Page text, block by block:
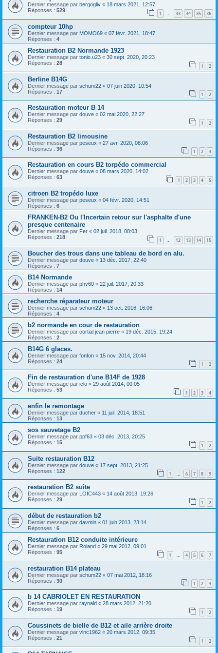
Dernier message par bergogliv « 18 mars 2021, 12:57
Réponses : 529 1 … 33 34 35 36
compteur 10hp
Dernier message par MOMO69 « 07 févr. 2021, 18:47
Réponses : 4
Restauration B2 Normande 1923
Dernier message par tonio.u23 « 30 sept. 2020, 20:23
Réponses : 28 1 2
Berline B14G
Dernier message par schum22 « 07 juin 2020, 10:54
Réponses : 17 1 2
Restauration moteur B 14
Dernier message par douve « 02 mai 2020, 22:27
Réponses : 29 1 2
Restauration B2 limousine
Dernier message par peseux « 27 avr. 2020, 08:06
Réponses : 36 1 2 3
Restauration en cours B2 torpédo commercial
Dernier message par douve « 08 mars 2020, 14:02
Réponses : 63 1 2 3 4 5
citroen B2 tropédo luxe
Dernier message par peseux « 04 févr. 2020, 14:51
Réponses : 6
FRANKEN-B2 Ou l'Incertain retour sur l'asphalte d'une
presque centenaire
Dernier message par Fer « 02 juil. 2018, 08:03
Réponses : 218 1 … 12 13 14 15
Boucher des trous dans une tableau de bord en alu.
Dernier message par douve « 13 déc. 2017, 22:40
Réponses : 7
B14 Normande
Dernier message par phv60 « 22 juil. 2017, 20:33
Réponses : 14
recherche réparateur moteur
Dernier message par schum22 « 13 oct. 2016, 16:06
Réponses : 4
b2 normande en cour de restauration
Dernier message par cortial jean pierre « 19 déc. 2015, 19:24
Réponses : 2
B14G 6 glaces.
Dernier message par fonfon « 15 nov. 2014, 20:44
Réponses : 24 1 2
Fin de restauration d'une B14F de 1928
Dernier message par iclo « 29 août 2014, 00:05
Réponses : 53 1 2 3 4
enfin le remontage
Dernier message par ducher « 11 juil. 2014, 18:51
Réponses : 13
sos sauvetage B2
Dernier message par ppf63 « 03 déc. 2013, 20:25
Réponses : 15 1 2
Suite restauration B12
Dernier message par douve « 17 sept. 2013, 21:25
Réponses : 122 1 6 7 8 9
restauration B2 suite
Dernier message par LOIC443 « 14 août 2013, 19:26
Réponses : 29 1 2
début de restauration b2
Dernier message par davmin « 01 juin 2013, 23:14
Réponses : 6
Restauration B12 conduite intérieure
Dernier message par Roland « 29 mai 2012, 09:01
Réponses : 95 1 … 4 5 6 7
restauration B14 plateau
Dernier message par schum22 « 07 mai 2012, 18:16
Réponses : 30 1 2 3
b 14 CABRIOLET EN RESTAURATION
Dernier message par raynald « 28 mars 2012, 21:20
Réponses : 19 1 2
Coussinets de bielle de B12 et aile arrière droite
Dernier message par vlnc1962 « 20 mars 2012, 09:35
Réponses : 21 1 2